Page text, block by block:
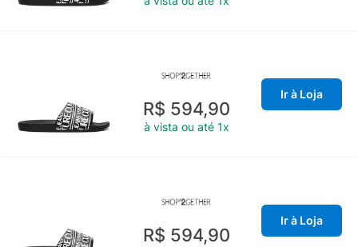
R$ 594,90
à vista ou até 1x
Ir à Loja
R$ 594,90
Ir à Loja